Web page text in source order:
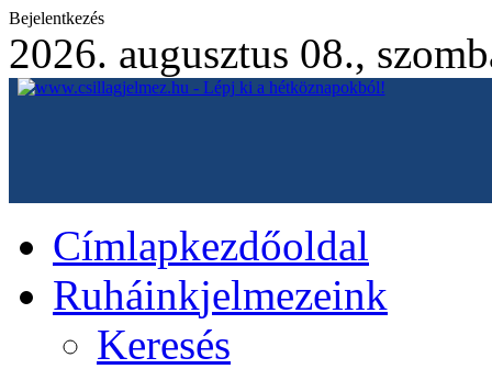
Bejelentkezés
2026. augusztus 08.,
Címlapkezdőoldal
Ruháinkjelmezeink
Keresés